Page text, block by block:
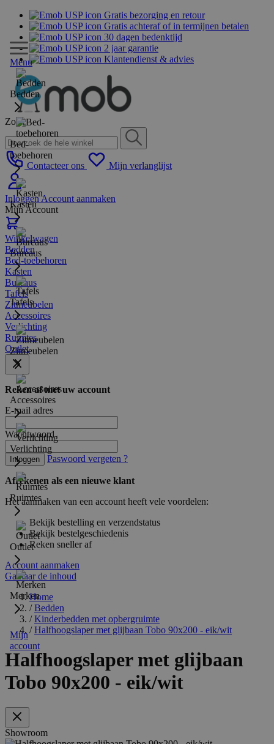
Gratis bezorging en retour
Gratis achteraf of in termijnen betalen
30 dagen bedenktijd
2 jaar garantie
Klantendienst & advies
Zoek
Contacteer ons Mijn verlanglijst
InloggenAccount aanmaken
Mijn Account
Winkelwagen
Menu
Bedden
Bed-
toebehoren
Kasten
Bureaus
Tafels
Zitmeubelen
Accessoires
Verlichting
Ruimtes
Outlet
Merken
Mijn
account
Bedden
Bed-toebehoren
Kasten
Bureaus
Tafels
Zitmeubelen
Accessoires
Verlichting
Ruimtes
Outlet
Reken af met uw account
E-mail adres
Wachtwoord
Inloggen Paswoord vergeten ?
Afrekenen als een nieuwe klant
Het aanmaken van een account heeft vele voordelen:
Bekijk bestelling en verzendstatus
Bekijk bestelgeschiedenis
Reken sneller af
Account aanmaken
Ga naar de inhoud
Home
/ Bedden
/ Kinderbedden met opbergruimte
/ Halfhoogslaper met glijbaan Tobo 90x200 - eik/wit
Halfhoogslaper met glijbaan
Tobo 90x200 - eik/wit
Showroom